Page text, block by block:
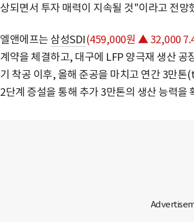
상되면서 투자 매력이 지속될 것"이라고 전망
엘앤에프는 삼성SDI(459,000원 ▲ 32,000
계약을 체결하고, 대구에 LFP 양극재 생산 공
기 착공 이후, 올해 준공을 마치고 연간 3만
2단계 증설을 통해 추가 3만톤의 생산 능력을